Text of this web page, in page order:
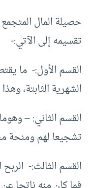
حصيلة المال
تقسيمه إلى الآتي:-
القسم الأول:- ما
الشهرية الثابتة،
القسم الثاني: –
تشجيعا لهم ومنحة
القسم الثالث:-